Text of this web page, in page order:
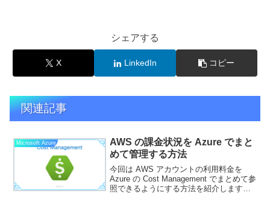
シェアする
X LinkedIn コピー
関連記事
Microsoft Azure
AWS の課金状況を Azure でまと
めて管理する方法
今回は AWS アカウントの利用料金を
Azure の Cost Management でまとめて参
照できるようにする方法を紹介します。